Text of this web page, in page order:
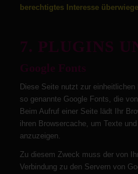
berechtigtes Interesse
7. PLUGINS
Google Fonts
Diese Seite nutzt zur
so genannte Google Fonts, die
Beim Aufruf einer Seite lädt Ihr
ihren Browsercache, um Texte
anzuzeigen.
Zu diesem Zweck muss der von
Verbindung zu den Servern von